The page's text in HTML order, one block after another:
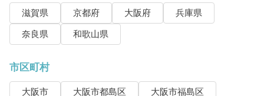
滋賀県 京都府 大阪府
兵庫県
奈良県
和歌山県
市区町村
大阪市 大阪市都島区
大阪市福島区